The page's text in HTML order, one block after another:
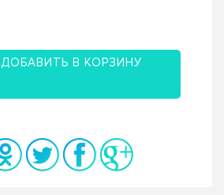
ДОБАВИТЬ В КОРЗИНУ